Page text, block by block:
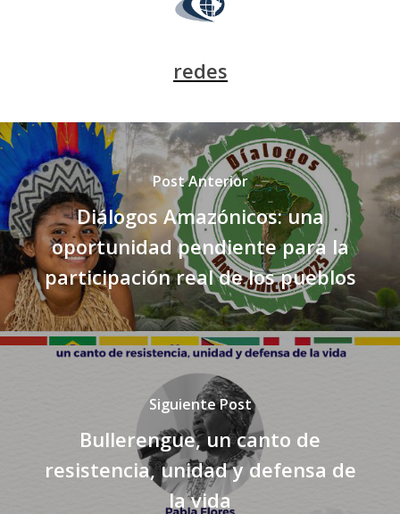
redes
Post Anterior
Diálogos Amazónicos: una
oportunidad pendiente para la
participación real de los pueblos
Siguiente Post
Bullerengue, un canto de
resistencia, unidad y defensa de
la vida